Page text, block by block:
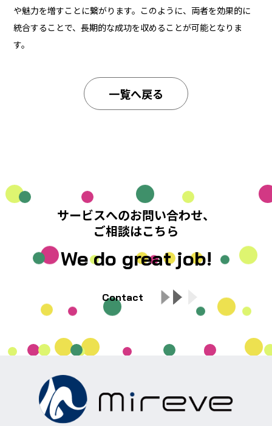
や魅力を増すことに繋がります。このように、両者を効果的に
統合することで、長期的な成功を収めることが可能となりま
す。
一覧へ戻る
サービスへのお問い合わせ、
ご相談はこちら
We do great job!
Contact